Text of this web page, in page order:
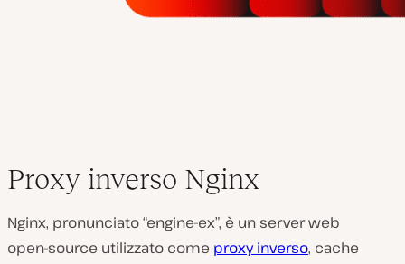
Proxy inverso Nginx
Nginx, pronunciato “engine-ex”, è un server web
open-source utilizzato come proxy inverso, cache